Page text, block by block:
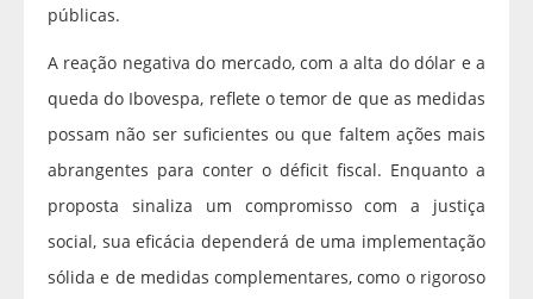
públicas.
A reação negativa do mercado, com a alta do dólar e a
queda do Ibovespa, reflete o temor de que as medidas
possam não ser suficientes ou que faltem ações mais
abrangentes para conter o déficit fiscal. Enquanto a
proposta sinaliza um compromisso com a justiça
social, sua eficácia dependerá de uma implementação
sólida e de medidas complementares, como o rigoroso